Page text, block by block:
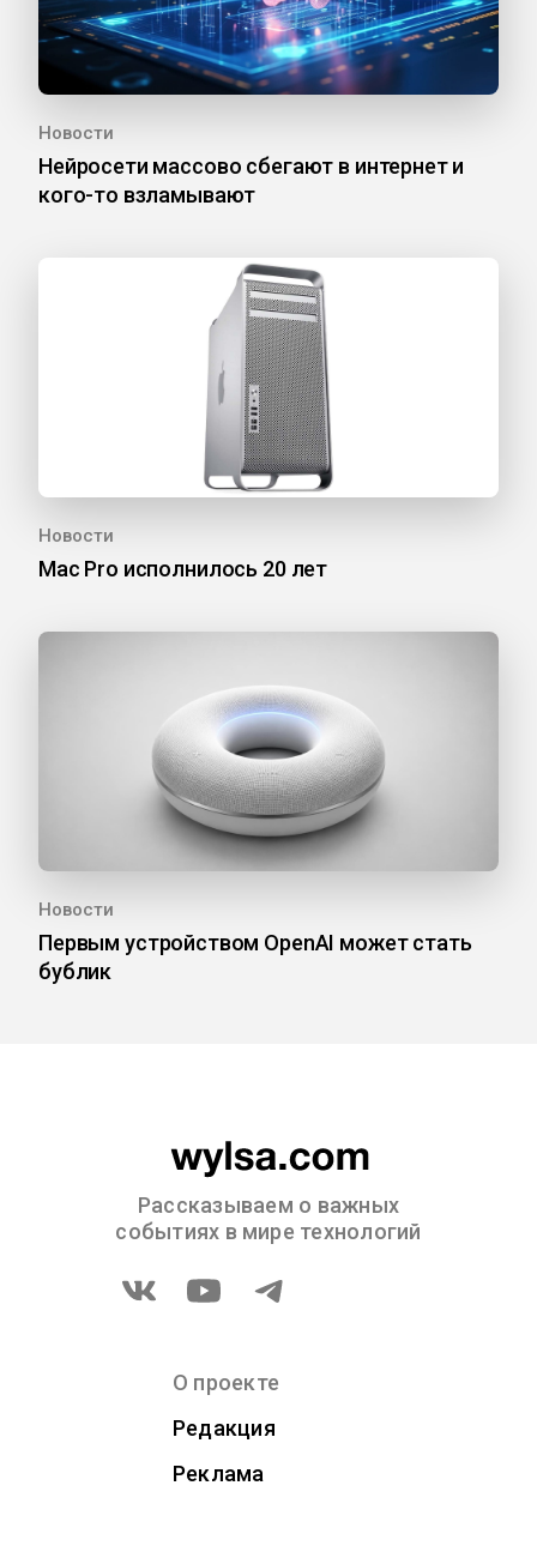
Новости
Нейросети массово сбегают в интернет и
кого-то взламывают
Новости
Mac Pro исполнилось 20 лет
Новости
Первым устройством OpenAI может стать
бублик
Рассказываем о важных
событиях в мире технологий
О проекте
Редакция
Реклама